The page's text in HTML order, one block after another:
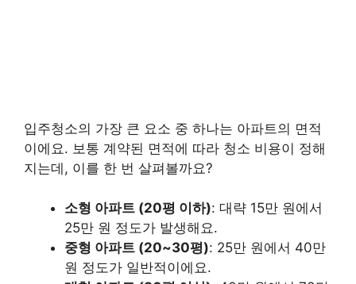
입주청소의 가장 큰 요소 중 하나는 아파트의 면적
이에요. 보통 계약된 면적에 따라 청소 비용이 정해
지는데, 이를 한 번 살펴볼까요?
소형 아파트 (20평 이하): 대략 15만 원에서
25만 원 정도가 발생해요.
중형 아파트 (20~30평): 25만 원에서 40만
원 정도가 일반적이에요.